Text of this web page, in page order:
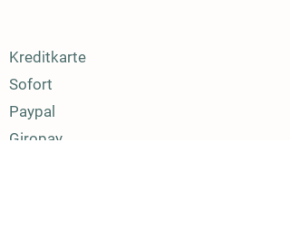
Kreditkarte
Sofort
Paypal
Giropay